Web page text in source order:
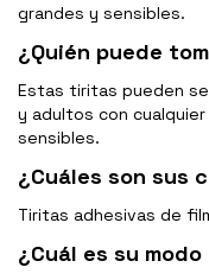
grandes y sensibles.
¿Quién puede
Estas tiritas pueden
y adultos con
sensibles.
¿Cuáles son sus
Tiritas adhesivas de
¿Cuál es su